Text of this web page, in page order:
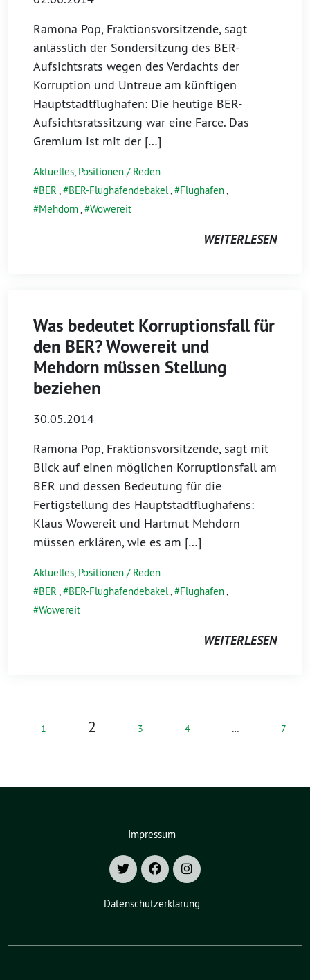
Ramona Pop, Fraktionsvorsitzende, sagt
anlässlich der Sondersitzung des BER-
Aufsichtsrats wegen des Verdachts der
Korruption und Untreue am künftigen
Hauptstadtflughafen: Die heutige BER-
Aufsichtsratssitzung war eine Farce. Das
Gremium ist mit der […]
Aktuelles, Positionen / Reden
BER, BER-Flughafendebakel, Flughafen,
Mehdorn, Wowereit
WEITERLESEN
Was bedeutet Korruptionsfall für
den BER? Wowereit und
Mehdorn müssen Stellung
beziehen
30.05.2014
Ramona Pop, Fraktionsvorsitzende, sagt mit
Blick auf einen möglichen Korruptionsfall am
BER und dessen Bedeutung für die
Fertigstellung des Hauptstadtflughafens:
Klaus Wowereit und Hartmut Mehdorn
müssen erklären, wie es am […]
Aktuelles, Positionen / Reden
BER, BER-Flughafendebakel, Flughafen,
Wowereit
WEITERLESEN
1 2 3 4 … 7
Impressum
Datenschutzerklärung